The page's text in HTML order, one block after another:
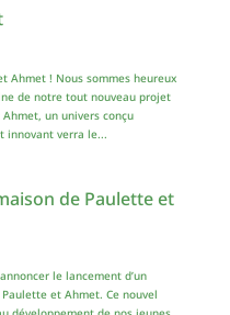
Ahmet ! Nous sommes heureux
de notre tout nouveau projet
un univers conçu
innovant verra le...
de Paulette et
le lancement d’un
et Ahmet. Ce nouvel